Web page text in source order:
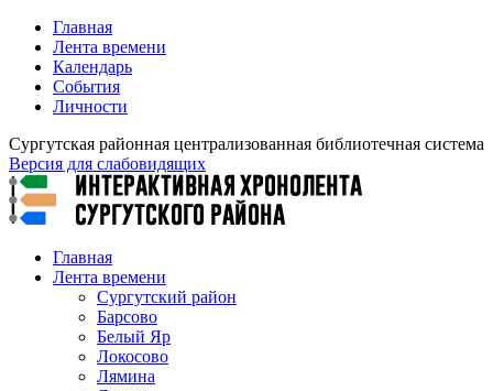
Главная
Лента времени
Календарь
События
Личности
Сургутская районная централизованная библиотечная система
Версия для слабовидящих
Главная
Лента времени
Сургутский район
Барсово
Белый Яр
Локосово
Лямина